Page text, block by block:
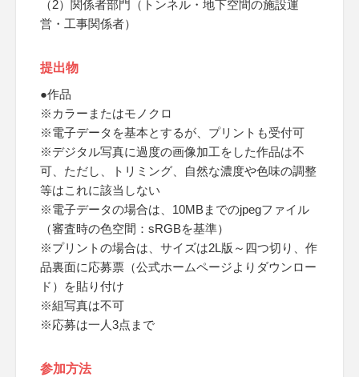
（2）関係者部門（トンネル・地下空間の施設運
営・工事関係者）
提出物
●作品
※カラーまたはモノクロ
※電子データを基本とするが、プリントも受付可
※デジタル写真に過度の画像加工をした作品は不
可、ただし、トリミング、自然な濃度や色味の調整
等はこれに該当しない
※電子データの場合は、10MBまでのjpegファイル
（審査時の色空間：sRGBを基準）
※プリントの場合は、サイズは2L版～四つ切り、作
品裏面に応募票（公式ホームページよりダウンロー
ド）を貼り付け
※組写真は不可
※応募は一人3点まで
参加方法